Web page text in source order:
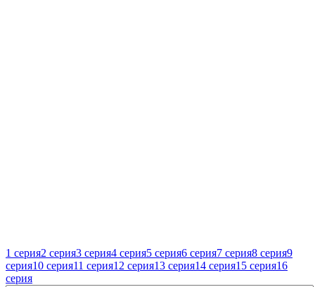
1 серия2 серия3 серия4 серия5 серия6 серия7 серия8 серия9
серия10 серия11 серия12 серия13 серия14 серия15 серия16
серия